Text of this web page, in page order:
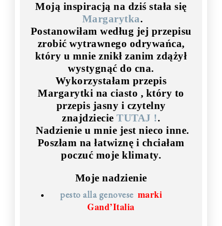
Moją inspiracją na dziś stała się
Margarytka.
Postanowiłam według jej przepisu
zrobić wytrawnego odrywańca,
który u mnie znikł zanim zdążył
wystygnąć do cna.
Wykorzystałam przepis
Margarytki na ciasto , który to
przepis jasny i czytelny
znajdziecie TUTAJ !.
Nadzienie u mnie jest nieco inne.
Poszłam na łatwiznę i chciałam
poczuć moje klimaty.
Moje nadzienie
pesto alla genovese marki
Gand’Italia